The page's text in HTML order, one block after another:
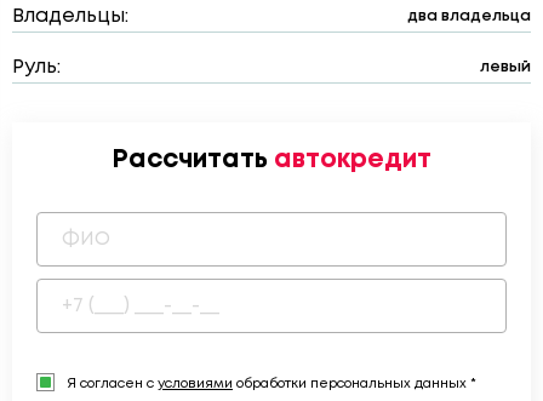
Владельцы: два владельца
Руль: левый
Рассчитать автокредит
Я согласен с условиями обработки персональных данных *